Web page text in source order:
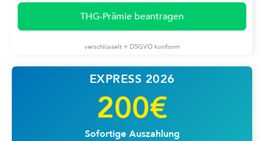
THG-Prämie beantragen
verschlüsselt + DSGVO konform
EXPRESS 2026
200€
Sofortige Auszahlung